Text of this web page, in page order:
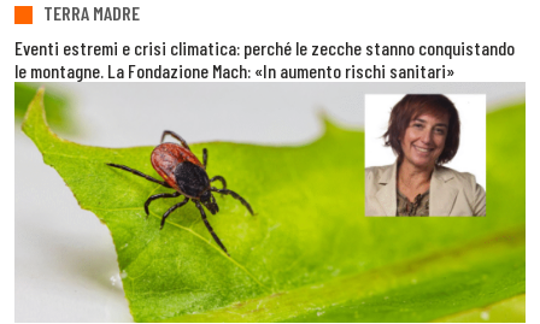
TERRA MADRE
Eventi estremi e crisi climatica: perché le zecche stanno conquistando
le montagne. La Fondazione Mach: «In aumento rischi sanitari»